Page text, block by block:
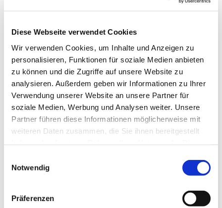
Diese Webseite verwendet Cookies
Wir verwenden Cookies, um Inhalte und Anzeigen zu
personalisieren, Funktionen für soziale Medien anbieten
zu können und die Zugriffe auf unsere Website zu
analysieren. Außerdem geben wir Informationen zu Ihrer
Verwendung unserer Website an unsere Partner für
soziale Medien, Werbung und Analysen weiter. Unsere
Partner führen diese Informationen möglicherweise mit
weiteren Daten zusammen, die Sie ihnen bereitgestellt
Notwendig
Präferenzen
Dies könnte Sie auch
interessieren